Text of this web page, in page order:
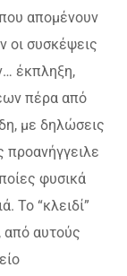
απομένουν
οι συσκέψεις
έκπληξη,
πέρα από
με δηλώσεις
φυσικά
Το “κλειδί”
από αυτούς